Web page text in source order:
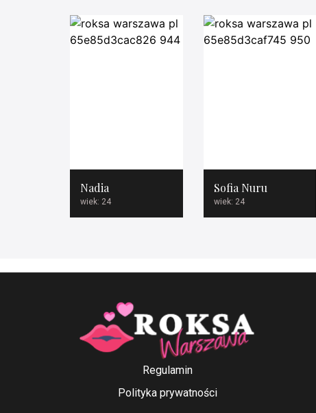
Nadia
wiek: 24
Sofia Nuru
wiek: 24
Regulamin
Polityka prywatności